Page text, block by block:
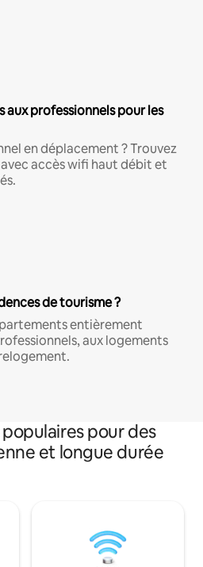
aux professionnels pour les
en déplacement ? Trouvez
accès wifi haut débit et
de tourisme ?
entièrement
aux logements
pour des
et longue durée